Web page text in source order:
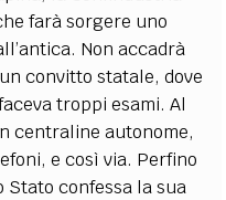
farà sorgere uno
Non accadrà
convitto statale, dove
troppi esami. Al
centraline autonome,
e così via. Perfino
confessa la sua